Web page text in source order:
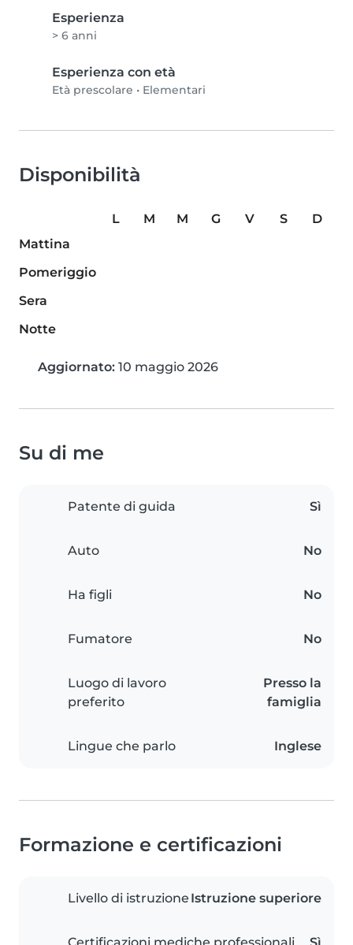
Esperienza
> 6 anni
Esperienza con età
Età prescolare • Elementari
Disponibilità
L M M G V S
D
Mattina
Pomeriggio
Sera
Notte
Aggiornato: 10 maggio 2026
Su di me
Patente di guida Sì
Auto No
Ha figli No
Fumatore No
Luogo di lavoro
preferito
Presso la
famiglia
Lingue che parlo Inglese
Formazione e certificazioni
Livello di istruzione Istruzione superiore